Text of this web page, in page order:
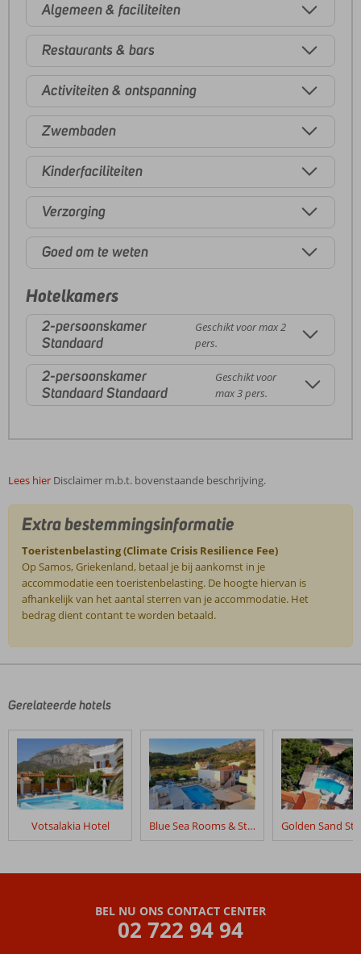
Algemeen & faciliteiten
Restaurants & bars
Activiteiten & ontspanning
Zwembaden
Kinderfaciliteiten
Verzorging
Goed om te weten
Hotelkamers
2-persoonskamer
Standaard
Geschikt voor max 2
pers.
2-persoonskamer
Standaard Standaard
Geschikt voor
max 3 pers.
Lees hier Disclaimer m.b.t. bovenstaande beschrijving.
Extra bestemmingsinformatie
Toeristenbelasting (Climate Crisis Resilience Fee)
Op Samos, Griekenland, betaal je bij aankomst in je
accommodatie een toeristenbelasting. De hoogte hiervan is
afhankelijk van het aantal sterren van je accommodatie. Het
bedrag dient contant te worden betaald.
door
klanten
geschreven
na
hun
verblijf
Mykali
Gerelateerde hotels
Votsalakia Hotel Blue Sea Rooms & Studios
BEL NU ONS CONTACT CENTER
02 722 94 94